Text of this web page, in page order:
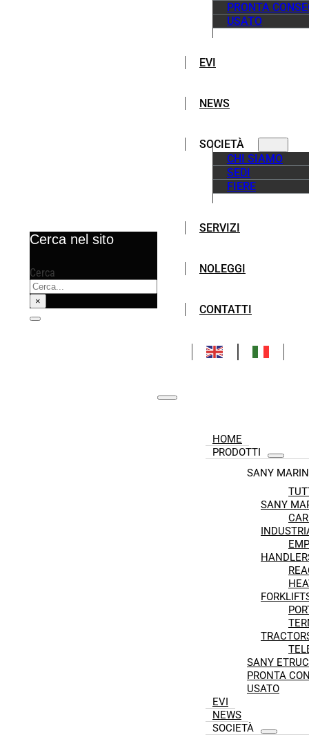
Cerca nel sito
Cerca
×
PRONTA
USATO
EVI
NEWS
SOCIETÀ
CHI SIAMO
SEDI
FIERE
SERVIZI
NOLEGGI
CONTATTI
HOME
PRODOTTI
SANY
SANY
SANY
PRONTA
USATO
EVI
NEWS
SOCIETÀ